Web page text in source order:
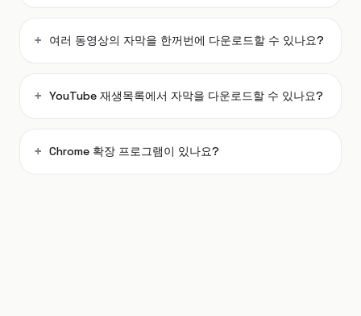
여러 동영상의 자막을 한꺼번에 다운로드할 수 있나요?
YouTube 재생목록에서 자막을 다운로드할 수 있나요?
Chrome 확장 프로그램이 있나요?